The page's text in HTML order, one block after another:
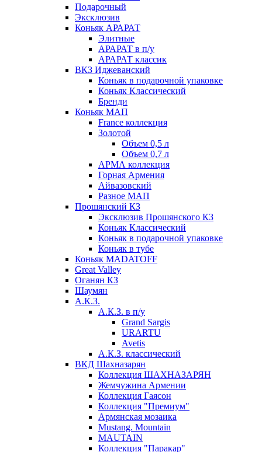
Подарочный
Эксклюзив
Коньяк АРАРАТ
Элитные
АРАРАТ в п/у
АРАРАТ классик
ВКЗ Иджеванский
Коньяк в подарочной упаковке
Коньяк Классический
Бренди
Коньяк МАП
France коллекция
Золотой
Объем 0,5 л
Объем 0,7 л
АРМА коллекция
Горная Армения
Айвазовский
Разное МАП
Прошянский КЗ
Эксклюзив Прошянского КЗ
Коньяк Классический
Коньяк в подарочной упаковке
Коньяк в тубе
Коньяк MADATOFF
Great Valley
Оганян КЗ
Шаумян
А.К.З.
А.К.З. в п/у
Grand Sargis
URARTU
Avetis
А.К.З. классический
ВКД Шахназарян
Коллекция ШАХНАЗАРЯН
Жемчужина Армении
Коллекция Гаясон
Коллекция "Премиум"
Армянская мозаика
Mustang. Mountain
MAUTAIN
Коллекция "Паракар"